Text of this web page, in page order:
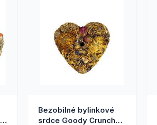
Bezobilné bylinkové
srdce Goody Crunch